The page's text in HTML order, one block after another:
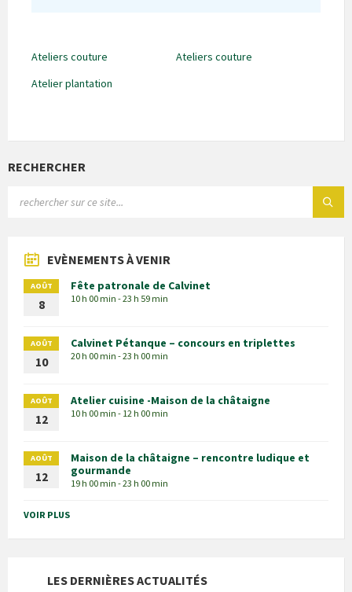
Ateliers couture
Ateliers couture
Atelier plantation
RECHERCHER
EVÈNEMENTS À VENIR
AOÛT
8
Fête patronale de Calvinet
10 h 00 min - 23 h 59 min
AOÛT
10
Calvinet Pétanque – concours en triplettes
20 h 00 min - 23 h 00 min
AOÛT
12
Atelier cuisine -Maison de la châtaigne
10 h 00 min - 12 h 00 min
AOÛT
12
Maison de la châtaigne – rencontre ludique et
gourmande
19 h 00 min - 23 h 00 min
VOIR PLUS
LES DERNIÈRES ACTUALITÉS